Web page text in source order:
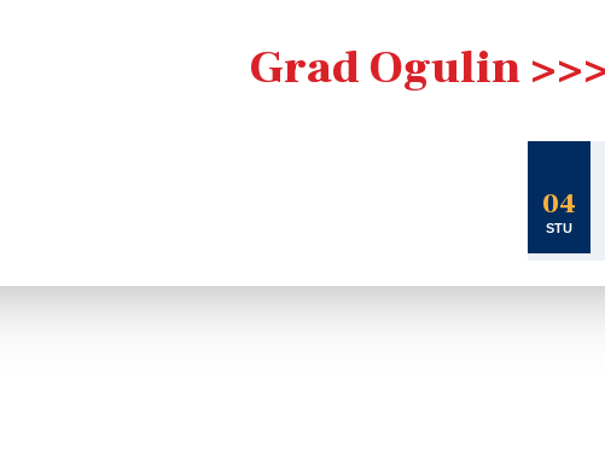
Grad Ogulin
04
STU